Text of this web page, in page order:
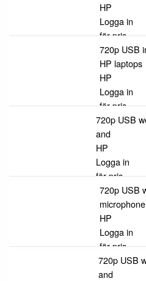
HP
Logga in
för pris
720p USB
HP laptops
HP
Logga in
för pris
720p USB
and
HP
Logga in
för pris
720p USB
microphone
HP
Logga in
för pris
720p USB
and